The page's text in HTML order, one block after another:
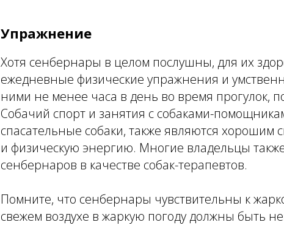
Упражнение
Хотя сенбернары в целом послушны, для их
ежедневные физические упражнения и
ними не менее часа в день во время прогулок,
Собачий спорт и занятия с собаками-
спасательные собаки, также являются хорошим
и физическую энергию. Многие владельцы
сенбернаров в качестве собак-терапевтов.
Помните, что сенбернары чувствительны к
свежем воздухе в жаркую погоду должны быть